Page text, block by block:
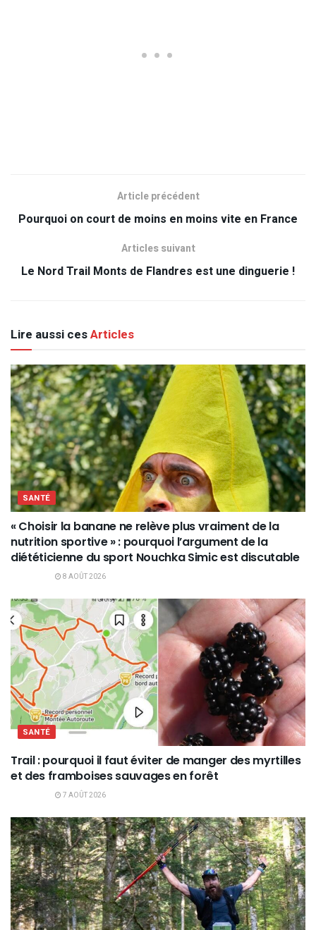
Article précédent
Pourquoi on court de moins en moins vite en France
Articles suivant
Le Nord Trail Monts de Flandres est une dinguerie !
Lire aussi cesArticles
SANTÉ
« Choisir la banane ne relève plus vraiment de la
nutrition sportive » : pourquoi l’argument de la
diététicienne du sport Nouchka Simic est discutable
8 AOÛT 2026
SANTÉ
Trail : pourquoi il faut éviter de manger des myrtilles
et des framboises sauvages en forêt
7 AOÛT 2026